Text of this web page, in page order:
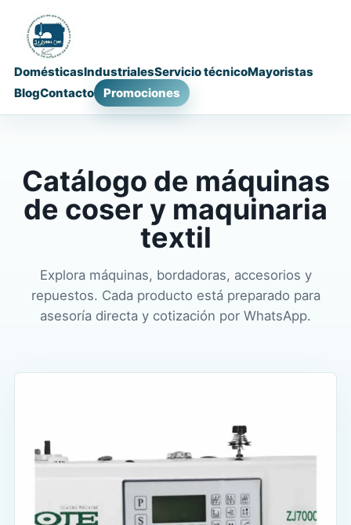
DomésticasIndustrialesServicio técnicoMayoristas
BlogContacto Promociones
Catálogo de máquinas
de coser y maquinaria
textil
Explora máquinas, bordadoras, accesorios y
repuestos. Cada producto está preparado para
asesoría directa y cotización por WhatsApp.